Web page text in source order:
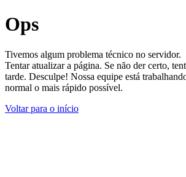
Ops
Tivemos algum problema técnico no servidor.
Tentar atualizar a página. Se não der certo,
tarde. Desculpe! Nossa equipe está
normal o mais rápido possível.
Voltar para o início